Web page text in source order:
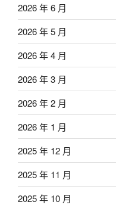
2026 年 6 月
2026 年 5 月
2026 年 4 月
2026 年 3 月
2026 年 2 月
2026 年 1 月
2025 年 12 月
2025 年 11 月
2025 年 10 月